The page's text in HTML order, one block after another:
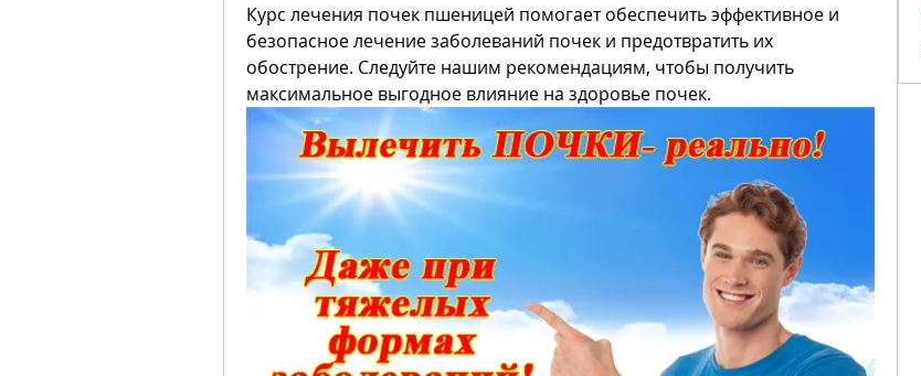
Курс лечения почек пшеницей помогает обеспечить эффективное и
безопасное лечение заболеваний почек и предотвратить их
обострение. Следуйте нашим рекомендациям, чтобы получить
максимальное выгодное влияние на здоровье почек.